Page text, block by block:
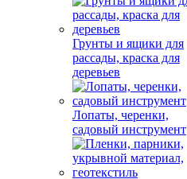
Грунты и ящики для
рассады, краска для
деревьев
Лопаты, черенки,
садовый инструмент